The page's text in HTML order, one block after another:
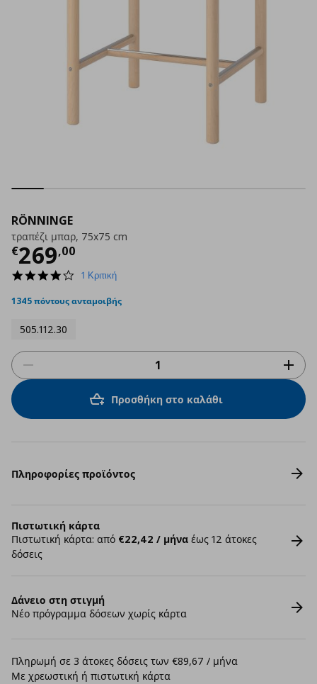
RÖNNINGE
τραπέζι μπαρ, 75x75 cm
€269,00
Τρέχουσα τιμή
4.0
rating
1 Κριτική
1345 πόντους ανταμοιβής
505.112.30
Προσθήκη στο καλάθι
Πληροφορίες προϊόντος
Πιστωτική κάρτα
Πιστωτική κάρτα: από €22,42 / μήνα έως 12 άτοκες
δόσεις
Δάνειο στη στιγμή
Νέο πρόγραμμα δόσεων χωρίς κάρτα
Πληρωμή σε 3 άτοκες δόσεις των €89,67 / μήνα
Με χρεωστική ή πιστωτική κάρτα